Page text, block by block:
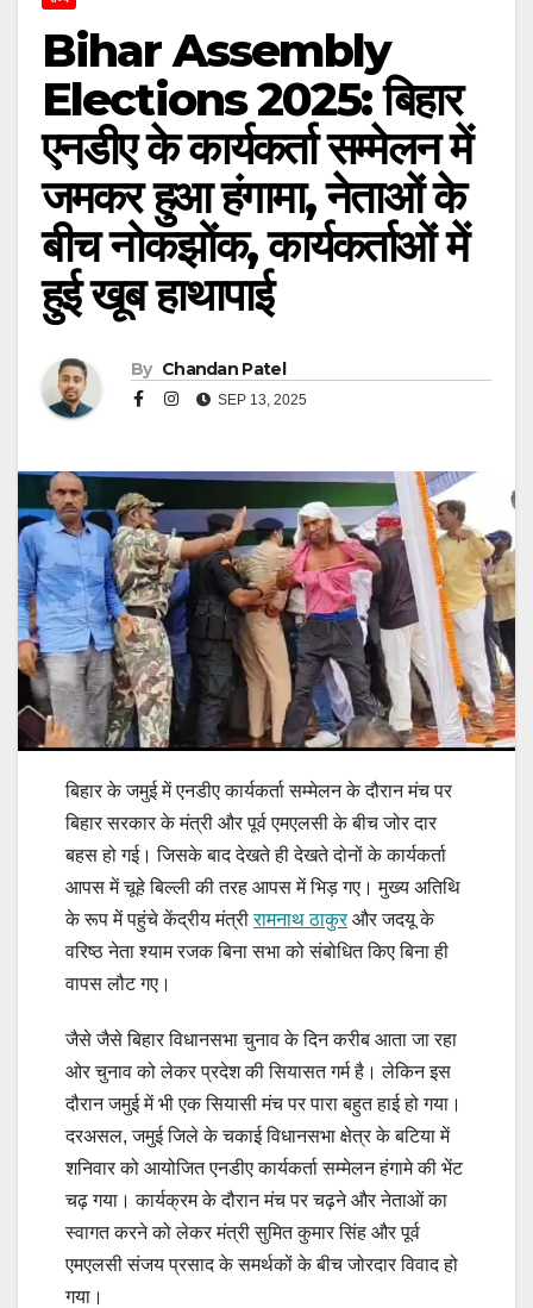
Bihar Assembly
Elections 2025: बिहार
एनडीए के कार्यकर्ता सम्मेलन में
जमकर हुआ हंगामा, नेताओं के
बीच नोकझोंक, कार्यकर्ताओं में
हुई खूब हाथापाई
By Chandan Patel
SEP 13, 2025
बिहार के जमुई में एनडीए कार्यकर्ता सम्मेलन के दौरान मंच पर
बिहार सरकार के मंत्री और पूर्व एमएलसी के बीच जोर दार
बहस हो गई। जिसके बाद देखते ही देखते दोनों के कार्यकर्ता
आपस में चूहे बिल्ली की तरह आपस में भिड़ गए। मुख्य अतिथि
के रूप में पहुंचे केंद्रीय मंत्रीरामनाथ ठाकुरऔर जदयू के
वरिष्ठ नेता श्याम रजक बिना सभा को संबोधित किए बिना ही
वापस लौट गए।
जैसे जैसे बिहार विधानसभा चुनाव के दिन करीब आता जा रहा
ओर चुनाव को लेकर प्रदेश की सियासत गर्म है। लेकिन इस
दौरान जमुई में भी एक सियासी मंच पर पारा बहुत हाई हो गया।
दरअसल, जमुई जिले के चकाई विधानसभा क्षेत्र के बटिया में
शनिवार को आयोजित एनडीए कार्यकर्ता सम्मेलन हंगामे की भेंट
चढ़ गया। कार्यक्रम के दौरान मंच पर चढ़ने और नेताओं का
स्वागत करने को लेकर मंत्री सुमित कुमार सिंह और पूर्व
एमएलसी संजय प्रसाद के समर्थकों के बीच जोरदार विवाद हो
गया।